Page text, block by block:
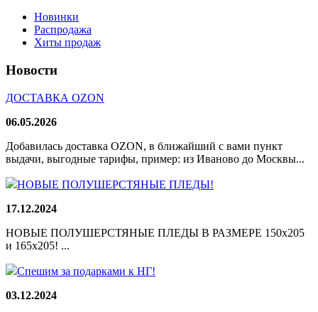
Новинки
Распродажа
Хиты продаж
Новости
ДОСТАВКА OZON
06.05.2026
Добавилась доставка OZON, в ближайший с вами пункт
выдачи, выгодные тарифы, пример: из Иваново до Москвы...
НОВЫЕ ПОЛУШЕРСТЯНЫЕ ПЛЕДЫ!
17.12.2024
НОВЫЕ ПОЛУШЕРСТЯНЫЕ ПЛЕДЫ В РАЗМЕРЕ 150х205
и 165х205! ...
Спешим за подарками к НГ!
03.12.2024